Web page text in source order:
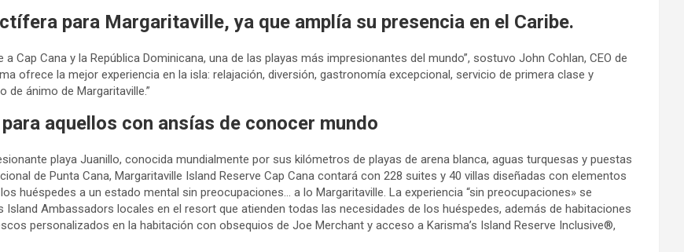
para Margaritaville, ya que amplía su presencia en el Caribe.
Cap Cana y la República Dominicana, una de las playas más impresionantes del mundo”, sostuvo John Cohlan, CEO de
ofrece la mejor experiencia en la isla: relajación, diversión, gastronomía excepcional, servicio de primera clase y
ánimo de Margaritaville.”
aquellos con ansías de conocer mundo
playa Juanillo, conocida mundialmente por sus kilómetros de playas de arena blanca, aguas turquesas y puestas
de Punta Cana, Margaritaville Island Reserve Cap Cana contará con 228 suites y 40 villas diseñadas con elementos
huéspedes a un estado mental sin preocupaciones… a lo Margaritaville. La experiencia “sin preocupaciones» se
Ambassadors locales en el resort que atienden todas las necesidades de los huéspedes, además de habitaciones
personalizados en la habitación con obsequios de Joe Merchant y acceso a Karisma’s Island Reserve Inclusive®,